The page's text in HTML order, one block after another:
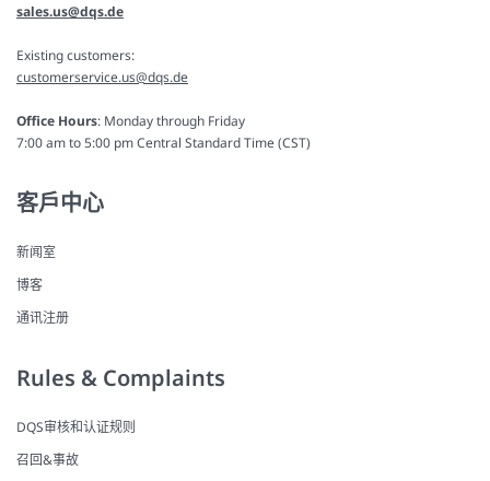
sales.us@dqs.de
Existing customers:
customerservice.us@dqs.de
Office Hours: Monday through Friday
7:00 am to 5:00 pm Central Standard Time (CST)
客戶中心
新闻室
博客
通讯注册
Rules & Complaints
DQS审核和认证规则
召回&事故